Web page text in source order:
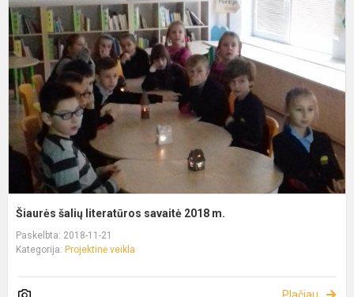
Šiaurės šalių literatūros savaitė 2018 m.
Paskelbta: 2018-11-21
Kategorija: Projektinė veikla